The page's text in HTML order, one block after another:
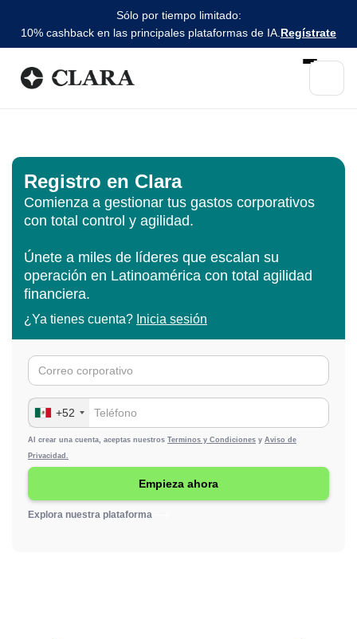
Sólo por tiempo limitado:
10% cashback en las principales plataformas de IA. Regístrate
Registro en Clara
Comienza a gestionar tus gastos corporativos
con total control y agilidad.
Únete a miles de líderes que escalan su
operación en Latinoamérica con total agilidad
financiera.
¿Ya tienes cuenta? Inicia sesión
+52
Al crear una cuenta, aceptas nuestros Terminos y Condiciones y Aviso de
Privacidad.
Explora nuestra plataforma